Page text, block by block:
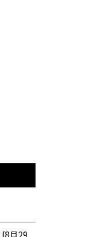
[8月29